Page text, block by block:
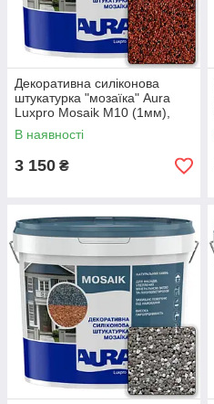
Декоративна силіконова
штукатурка "мозаїка" Aura
Luxpro Mosaik M10 (1мм),
S156, 15кг
В наявності
3 150 ₴